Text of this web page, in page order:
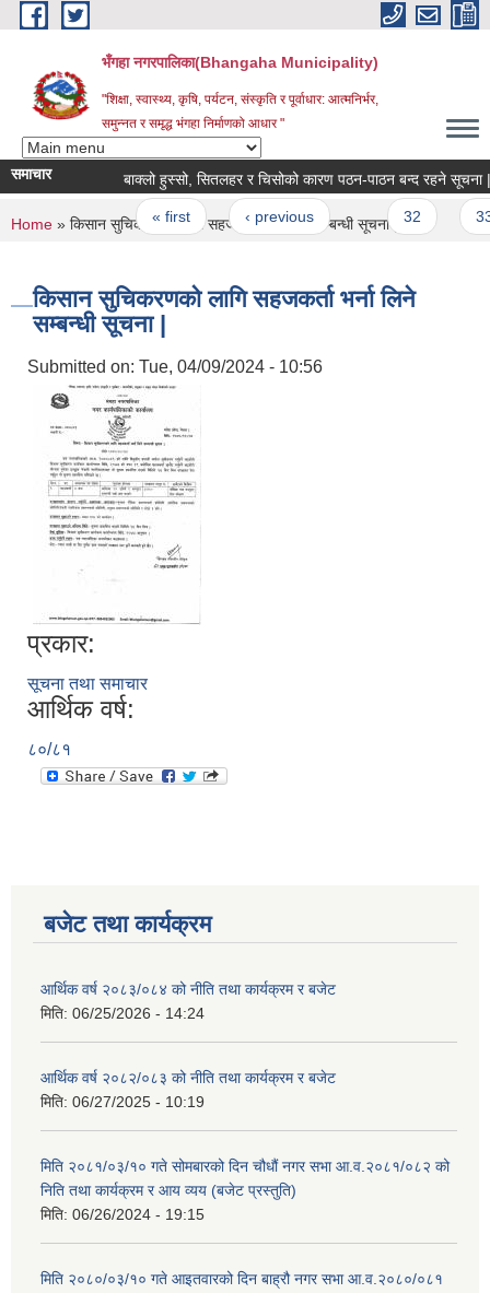
Skip to main content
भँगहा नगरपालिका(Bhangaha Municipality)
"शिक्षा, स्वास्थ्य, कृषि, पर्यटन, संस्कृति र पूर्वाधार: आत्मनिर्भर,
समुन्नत र समृद्ध भंगहा निर्माणको आधार "
समाचार बाक्लो हुस्सो, सितलहर र चिसोको कारण पठन-पाठन बन्द रहने सूचना |
Pages
« first ‹ previous … 32
You are here
Home » किसान सुचिकरणको लागि सहजकर्ता भर्ना लिने सम्बन्धी सूचना |
किसान सुचिकरणको लागि सहजकर्ता भर्ना लिने
सम्बन्धी सूचना |
Submitted on: Tue, 04/09/2024 - 10:56
प्रकार:
सूचना तथा समाचार
आर्थिक वर्ष:
८०/८१
बजेट तथा कार्यक्रम
आर्थिक वर्ष २०८३/०८४ को नीति तथा कार्यक्रम र बजेट
मिति: 06/25/2026 - 14:24
आर्थिक वर्ष २०८२/०८३ को नीति तथा कार्यक्रम र बजेट
मिति: 06/27/2025 - 10:19
मिति २०८१/०३/१० गते सोमबारको दिन चौधौं नगर सभा आ.व.२०८१/०८२ को
निति तथा कार्यक्रम र आय व्यय (बजेट प्रस्तुति)
मिति: 06/26/2024 - 19:15
मिति २०८०/०३/१० गते आइतवारको दिन बाह्रौ नगर सभा आ.व.२०८०/०८१